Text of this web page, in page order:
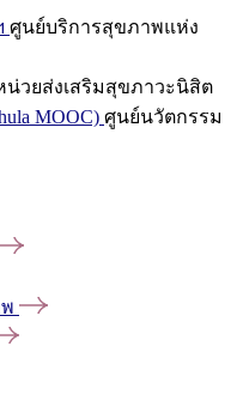
ศูนย์บริการสุขภาพแห่ง
น่วยส่งเสริมสุขภาวะนิสิต
MOOC) ศูนย์นวัตกรรม